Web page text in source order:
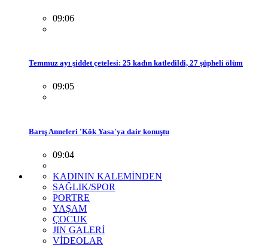
09:06
Temmuz ayı şiddet çetelesi: 25 kadın katledildi, 27 şüpheli ölüm
09:05
Barış Anneleri 'Kök Yasa'ya dair konuştu
09:04
KADININ KALEMİNDEN
SAĞLIK/SPOR
PORTRE
YAŞAM
ÇOCUK
JIN GALERİ
VİDEOLAR